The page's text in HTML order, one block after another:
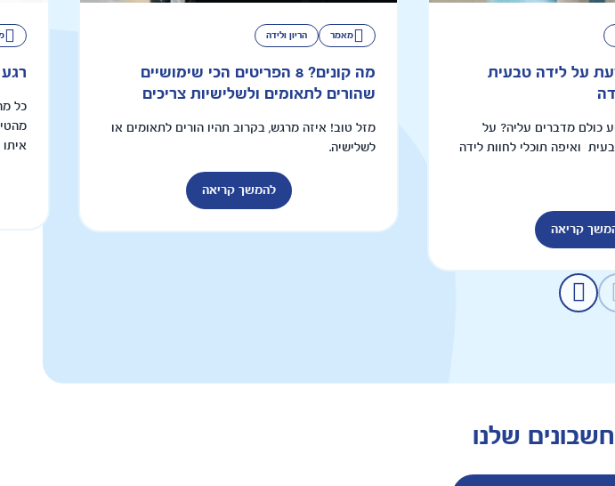
על לידה טבעית
כולם מדברים עליה? על
ואיפה תוכלי לחוות לידה
קריאה
מאמר הריון ולידה
מה קונים? 8 הפריטים הכי שימושיים
שהורים לתאומים ולשלישיות צריכים
מזל טוב! איזה מרגש, בקרוב תהיו הורים לתאומים או
לשלישיה.
להמשך קריאה
כל
שלנו